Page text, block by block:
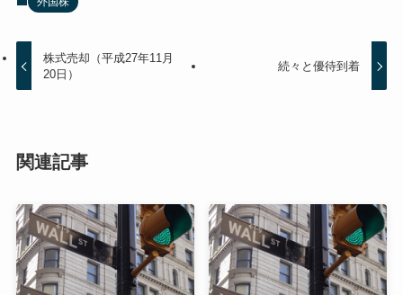
株式売却（平成27年11月
20日）
続々と優待到着
関連記事